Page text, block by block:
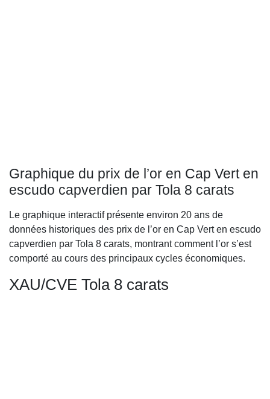
Graphique du prix de l’or en Cap Vert en
escudo capverdien par Tola 8 carats
Le graphique interactif présente environ 20 ans de
données historiques des prix de l’or en Cap Vert en escudo
capverdien par Tola 8 carats, montrant comment l’or s’est
comporté au cours des principaux cycles économiques.
XAU/CVE Tola 8 carats